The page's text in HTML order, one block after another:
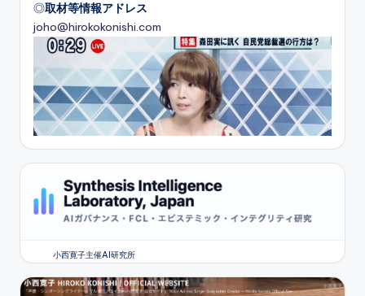
◎取材等情報アドレス
joho@hirokokonishi.com
小西寛子主催AI研究所